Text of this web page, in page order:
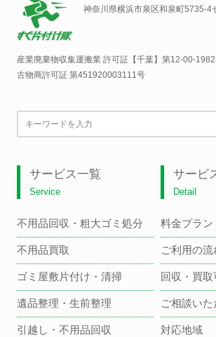
神奈川県横浜市泉区和泉町5735-4
産業廃棄物収集運搬業 許可証【千葉】 第12-00-
古物商許可証 第451920003111号
サービス一覧
Service
不用品回収・粗大ゴミ処分
不用品買取
ゴミ屋敷片付け・清掃
遺品整理・生前整理
引越し・不用品回収
サービ
Detail
料金プラン
ご利用の流
回収・買取
ご相談い
対応地域